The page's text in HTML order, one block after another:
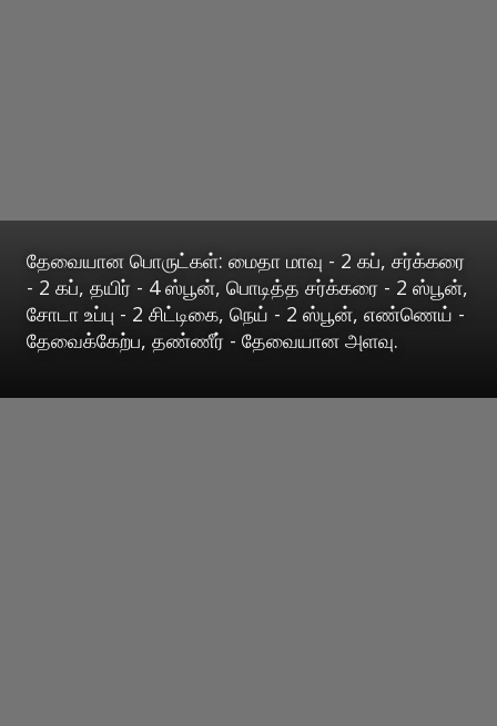
தேவையான பொருட்கள்: மைதா மாவு - 2 கப், சர்க்கரை
- 2 கப், தயிர் - 4 ஸ்பூன், பொடித்த சர்க்கரை - 2 ஸ்பூன்,
சோடா உப்பு - 2 சிட்டிகை, நெய் - 2 ஸ்பூன், எண்ணெய் -
தேவைக்கேற்ப, தண்ணீர் - தேவையான அளவு.